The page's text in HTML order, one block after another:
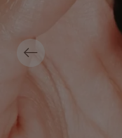
Previous